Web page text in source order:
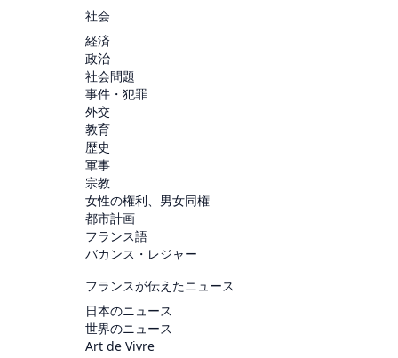
社会
経済
政治
社会問題
事件・犯罪
外交
教育
歴史
軍事
宗教
女性の権利、男女同権
都市計画
フランス語
バカンス・レジャー
フランスが伝えたニュース
日本のニュース
世界のニュース
Art de Vivre